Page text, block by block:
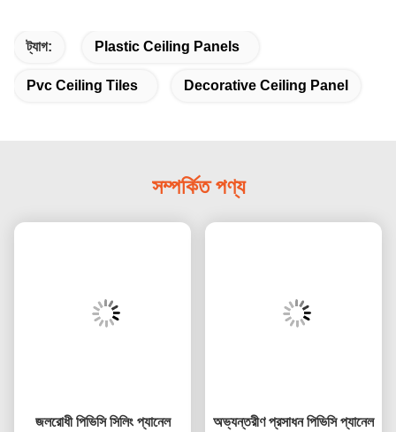
ট্যাগ: Plastic Ceiling Panels
Pvc Ceiling Tiles Decorative Ceiling Panel
সম্পর্কিত পণ্য
জলরোধী পিভিসি সিলিং প্যানেল
অভ্যন্তরীণ প্রসাধন পিভিসি প্যানেল